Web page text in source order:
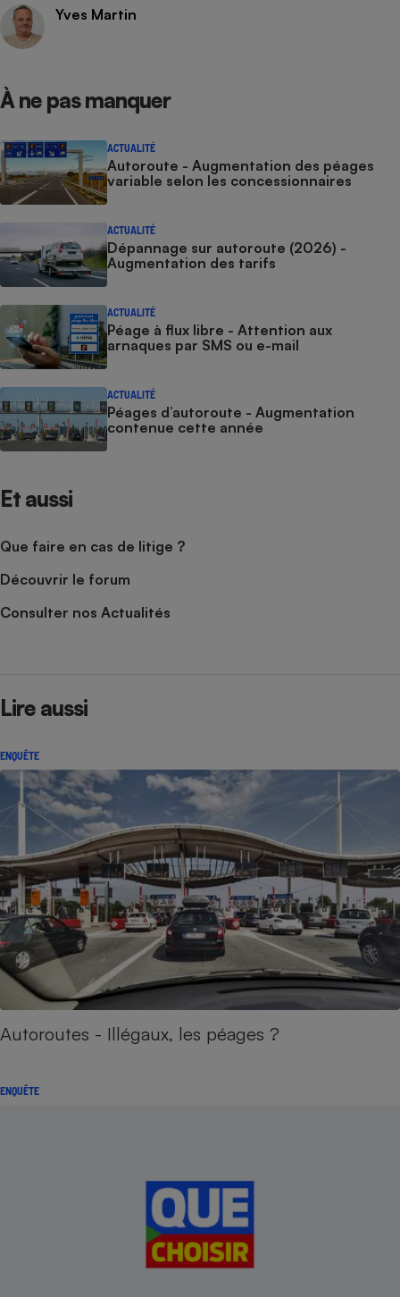
Yves Martin
À ne pas manquer
ACTUALITÉ
Autoroute - Augmentation des péages
variable selon les concessionnaires
ACTUALITÉ
Dépannage sur autoroute (2026) -
Augmentation des tarifs
ACTUALITÉ
Péage à flux libre - Attention aux
arnaques par SMS ou e-mail
ACTUALITÉ
Péages d’autoroute - Augmentation
contenue cette année
Et aussi
Que faire en cas de litige ?
Découvrir le forum
Consulter nos Actualités
Lire aussi
ENQUÊTE
Autoroutes - Illégaux, les péages ?
ENQUÊTE